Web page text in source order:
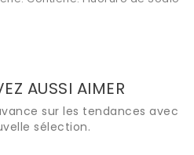
AUSSI AIMER
sur les tendances avec
sélection.